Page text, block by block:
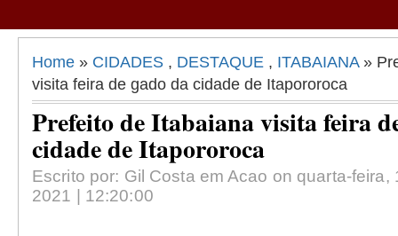
Home » CIDADES , DESTAQUE , ITABAIANA»
visita feira de gado da cidade de Itapororoca
Prefeito de Itabaiana visita feira
cidade de Itapororoca
Escrito por: Gil Costa em Acao on quarta-feira,
2021 | 12:20:00